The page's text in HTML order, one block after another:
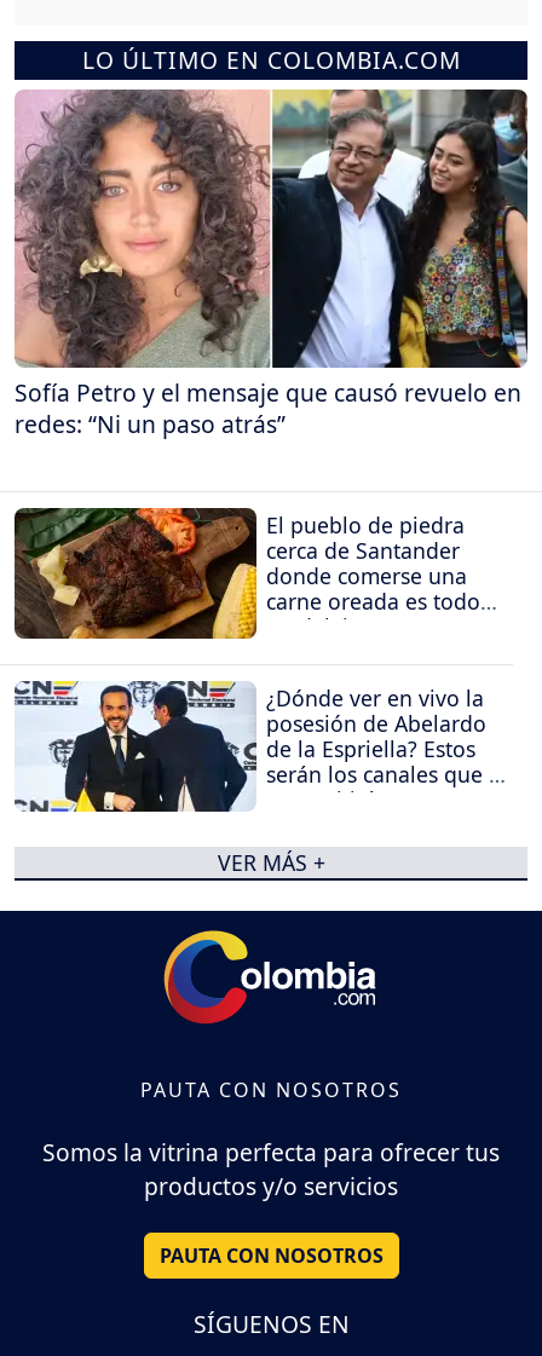
LO ÚLTIMO EN COLOMBIA.COM
Sofía Petro y el mensaje que causó revuelo en
redes: “Ni un paso atrás”
El pueblo de piedra
cerca de Santander
donde comerse una
carne oreada es todo
un deleite
¿Dónde ver en vivo la
posesión de Abelardo
de la Espriella? Estos
serán los canales que la
transmitirán
VER MÁS +
PAUTA CON NOSOTROS
Somos la vitrina perfecta para ofrecer tus
productos y/o servicios
PAUTA CON NOSOTROS
SÍGUENOS EN